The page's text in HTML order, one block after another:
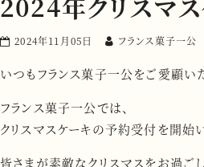
2024年11月05日 フランス菓子一公
いつもフランス菓子一公をご愛顧い
フランス菓子一公では、
クリスマスケーキの予約受付を開始
皆さまが素敵なクリスマスをお過ご